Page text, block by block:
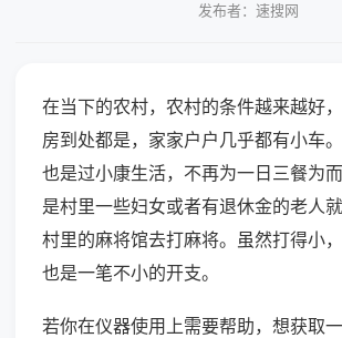
发布者：速搜网
在当下的农村，农村的条件越来越好
房到处都是，家家户户几乎都有小车
也是过小康生活，不再为一日三餐为
是村里一些妇女或者有退休金的老人
村里的麻将馆去打麻将。虽然打得小
也是一笔不小的开支。
若你在仪器使用上需要帮助，想获取